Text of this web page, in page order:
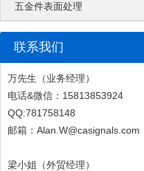
五金件表面处理
联系我们
万先生（业务经理）
电话&微信：15813853924
QQ:781758148
邮箱：Alan.W@casignals.com
梁小姐（外贸经理）